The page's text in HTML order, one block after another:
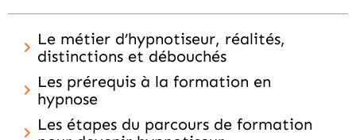
Le métier d’hypnotiseur, réalités,
distinctions et débouchés
Les prérequis à la formation en
hypnose
Les étapes du parcours de formation